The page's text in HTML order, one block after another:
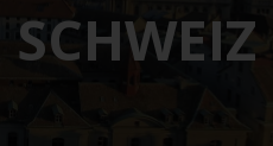
SCHWEIZ